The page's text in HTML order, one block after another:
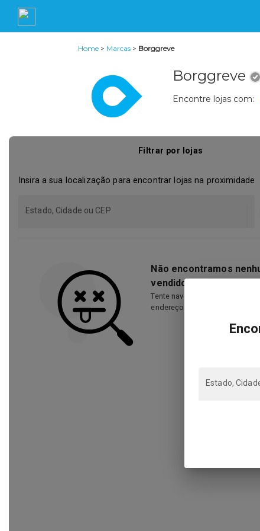
Home > Marcas > Borggreve
Borggreve
Encontre lojas com: